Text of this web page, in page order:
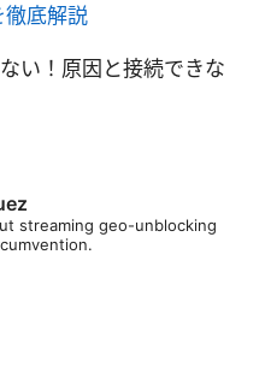
徹底解説
い！原因と接続できな
streaming geo-unblocking